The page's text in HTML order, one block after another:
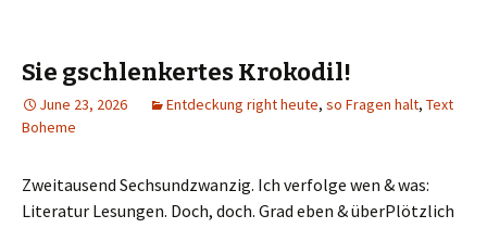
Sie gschlenkertes Krokodil!
June 23, 2026 Entdeckung right heute, so Fragen halt, Text
Boheme
Zweitausend Sechsundzwanzig. Ich verfolge wen & was:
Literatur Lesungen. Doch, doch. Grad eben & überPlötzlich